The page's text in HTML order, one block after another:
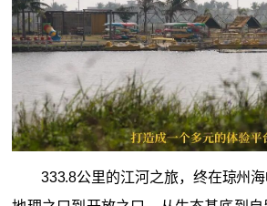
333.8公里的江河之旅，终在琼州